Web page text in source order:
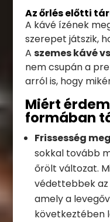
Az őrlés előtti
A kávé ízének
szerepet játszik,
A szemes kávé
nem csupán a
arról is, hogy
Miért
formában
Frissesség
sokkal tovább
őrölt változat.
védettebbek az
amely a
következtében